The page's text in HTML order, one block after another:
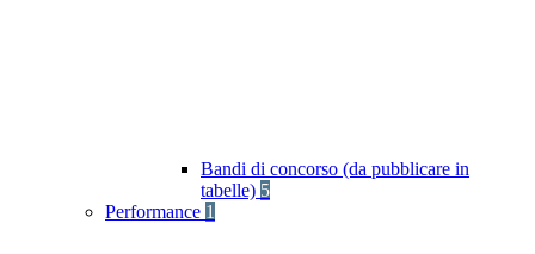
Bandi di concorso (da pubblicare in
tabelle) 5
Performance 1